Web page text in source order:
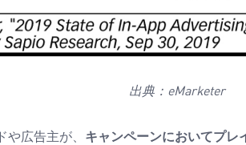
出典： eMarketer
や広告主が、 キャンペーンにおいてプレ